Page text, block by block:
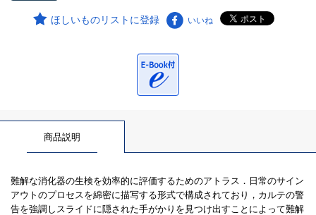
ほしいものリストに登録 いいね
商品説明
難解な消化器の生検を効率的に評価するためのアトラス．日常のサイン
アウトのプロセスを綿密に描写する形式で構成されており，カルテの警
告を強調しスライドに隠された手がかりを見つけ出すことによって難解